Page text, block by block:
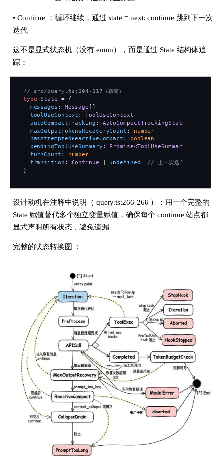
• Continue ：循环继续，通过 state = next; continue 跳到下一次
迭代
这不是显式状态机（没有 enum），而是通过 State 结构体追
踪：
// src/query.ts:204-217（精简）
type State = {
messages : Message
toolUseContext :
ToolUseContext
autoCompactTracking : AutoCompactTrackingState
maxOutputTokensRecoveryCount :
number
hasAttemptedReactiveCompact :
boolean
pendingToolUseSummary : Promise<ToolUseSummaryMessage
turnCount :
number
transition : Continue undefined
// 上一次迭代为什么
}
设计动机在注释中说明（ query.ts:266-268 ）：用一个完整的
State 赋值替代多个独立变量赋值，确保每个 continue 站点都
显式声明所有状态，避免遗漏。
完整的状态转换图 ：